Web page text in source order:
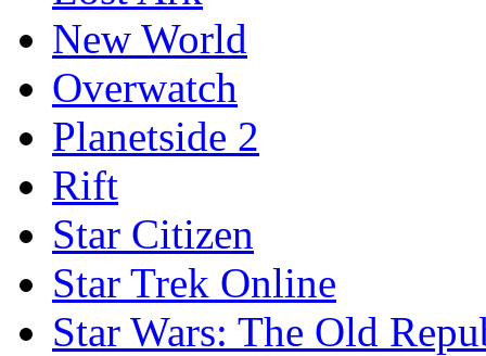
New World
Overwatch
Planetside 2
Rift
Star Citizen
Star Trek Online
Star Wars: The Old